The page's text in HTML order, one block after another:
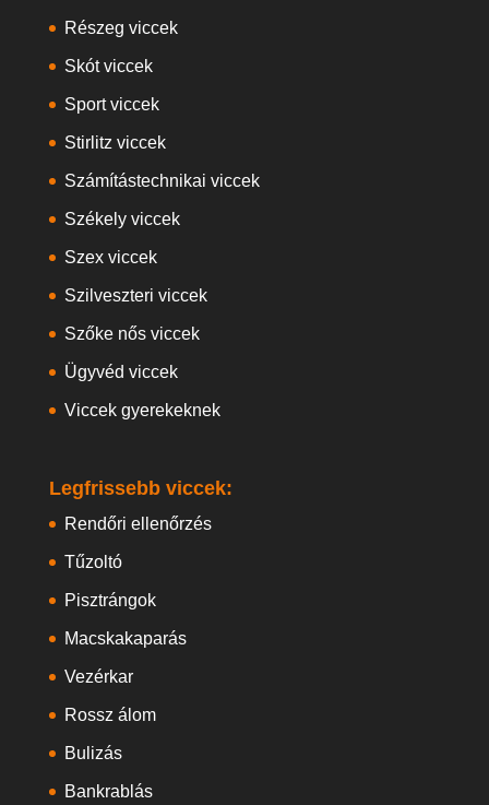
Részeg viccek
Skót viccek
Sport viccek
Stirlitz viccek
Számítástechnikai viccek
Székely viccek
Szex viccek
Szilveszteri viccek
Szőke nős viccek
Ügyvéd viccek
Viccek gyerekeknek
Legfrissebb viccek:
Rendőri ellenőrzés
Tűzoltó
Pisztrángok
Macskakaparás
Vezérkar
Rossz álom
Bulizás
Bankrablás